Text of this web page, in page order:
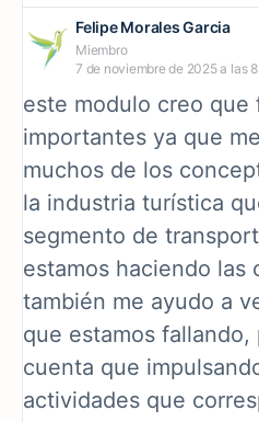
Felipe Morales Garcia
Miembro
7 de noviembre de 2025 a las
este modulo creo que
importantes ya que
muchos de los
la industria turística
segmento de
estamos haciendo las
también me ayudo a
que estamos
cuenta que
actividades que